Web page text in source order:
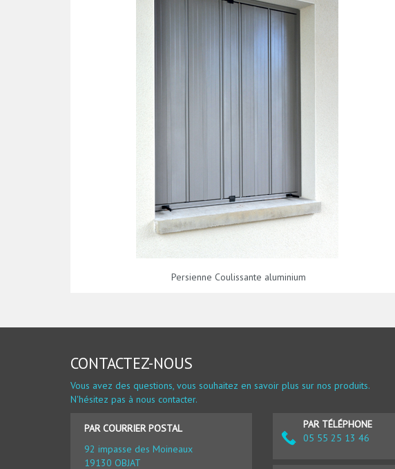
Persienne Coulissante aluminium
CONTACTEZ-NOUS
Vous avez des questions, vous souhaitez en savoir plus sur nos produits.
N'hésitez pas à nous contacter.
PAR COURRIER POSTAL
92 impasse des Moineaux
19130 OBJAT
PAR TÉLÉPHONE
05 55 25 13 46